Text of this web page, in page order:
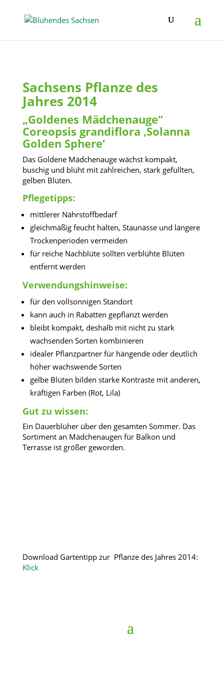
Sachsens Pflanze des
Jahres 2014
„Goldenes Mädchenauge“
Coreopsis grandiflora ‚Solanna
Golden Sphere‘
Das Goldene Mädchenauge wächst kompakt,
buschig und blüht mit zahlreichen, stark gefüllten,
gelben Blüten.
Pflegetipps:
mittlerer Nährstoffbedarf
gleichmäßig feucht halten, Staunässe und längere
Trockenperioden vermeiden
für reiche Nachblüte sollten verblühte Blüten
entfernt werden
Verwendungshinweise:
für den vollsonnigen Standort
kann auch in Rabatten gepflanzt werden
bleibt kompakt, deshalb mit nicht zu stark
wachsenden Sorten kombinieren
idealer Pflanzpartner für hängende oder deutlich
höher wachswende Sorten
gelbe Blüten bilden starke Kontraste mit anderen,
kräftigen Farben (Rot, Lila)
Gut zu wissen:
Ein Dauerblüher über den gesamten Sommer. Das
Sortiment an Mädchenaugen für Balkon und
Terrasse ist größer geworden.
Download Gartentipp zur Pflanze des Jahres 2014:
Klick